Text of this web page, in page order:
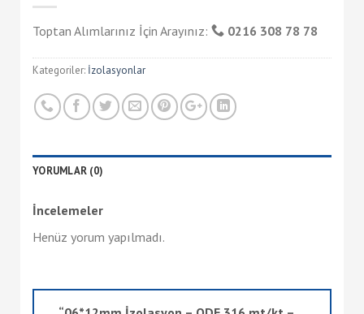
Toptan Alımlarınız İçin Arayınız: 0216 308 78 78
Kategoriler: İzolasyonlar
YORUMLAR (0)
İncelemeler
Henüz yorum yapılmadı.